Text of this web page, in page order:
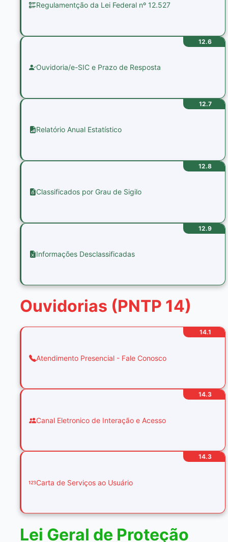
Regulamentção da Lei Federal nº 12.527
12.6
Ouvidoria/e-SIC e Prazo de Resposta
12.7
Relatório Anual Estatístico
12.8
Classificados por Grau de Sigilo
12.9
Informações Desclassificadas
Ouvidorias (PNTP 14)
14.1
Atendimento Presencial - Fale Conosco
14.3
Canal Eletronico de Interação e Acesso
14.3
Carta de Serviços ao Usuário
Lei Geral de Proteção